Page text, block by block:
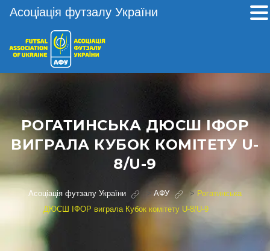
РОГАТИНСЬКА ДЮСШ ІФОР
ВИГРАЛА КУБОК КОМІТЕТУ U-
8/U-9
Асоціація футзалу України >АФУ > Рогатинська
ДЮСШ ІФОР виграла Кубок комітету U-8/U-9
Асоціація футзалу України